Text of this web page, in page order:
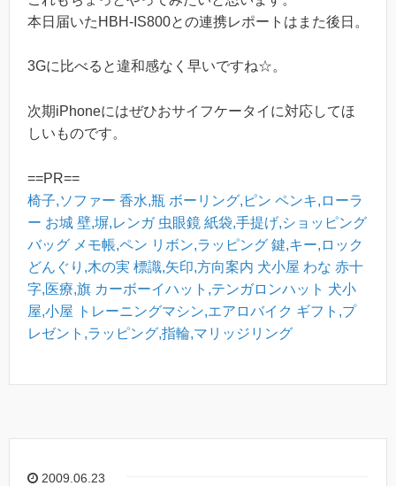
本日届いたHBH-IS800との連携レポートはまた後日。
3Gに比べると違和感なく早いですね☆。
次期iPhoneにはぜひおサイフケータイに対応してほ
しいものです。
==PR==
椅子,ソファー 香水,瓶 ボーリング,ピン ペンキ,ローラ
ー お城 壁,塀,レンガ 虫眼鏡 紙袋,手提げ,ショッピング
バッグ メモ帳,ペン リボン,ラッピング 鍵,キー,ロック
どんぐり,木の実 標識,矢印,方向案内 犬小屋 わな 赤十
字,医療,旗 カーボーイハット,テンガロンハット 犬小
屋,小屋
トレーニングマシン,エアロバイク ギフト,プ
レゼント,ラッピング,指輪,マリッジリング
2009.06.23